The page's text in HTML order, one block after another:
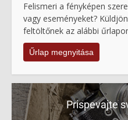
Felismeri a fényképen
vagy eseményeket?
feltöltőnek az alábbi
Űrlap megnyitása
Prispevajte